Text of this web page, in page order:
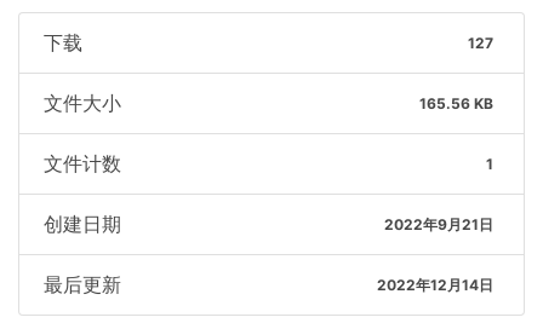
下载 127
文件大小 165.56 KB
文件计数 1
创建日期 2022年9月21日
最后更新 2022年12月14日